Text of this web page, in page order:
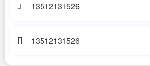
13512131526
13512131526